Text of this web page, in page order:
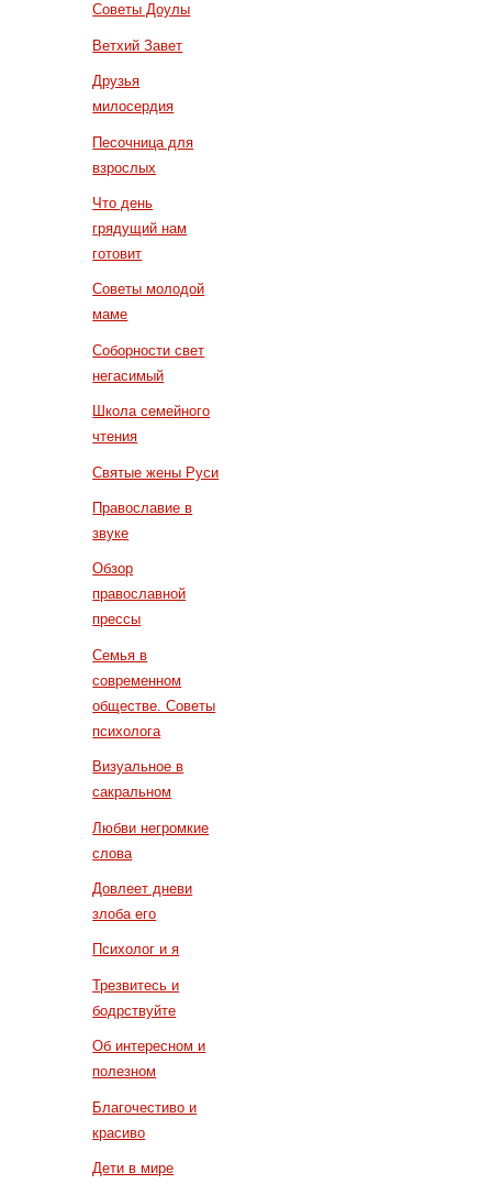
Советы Доулы
Ветхий Завет
Друзья
милосердия
Песочница для
взрослых
Что день
грядущий нам
готовит
Советы молодой
маме
Соборности свет
негасимый
Школа семейного
чтения
Святые жены Руси
Православие в
звуке
Обзор
православной
прессы
Семья в
современном
обществе. Советы
психолога
Визуальное в
сакральном
Любви негромкие
слова
Довлеет дневи
злоба его
Психолог и я
Трезвитесь и
бодрствуйте
Об интересном и
полезном
Благочестиво и
красиво
Дети в мире